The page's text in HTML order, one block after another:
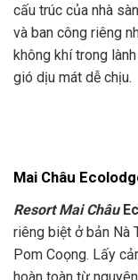
cấu trúc của nhà
và ban công riêng
không khí trong
gió dịu mát dễ chịu.
Mai Châu
Resort Mai Châu
riêng biệt ở bản Nà
Pom Coọng. Lấy